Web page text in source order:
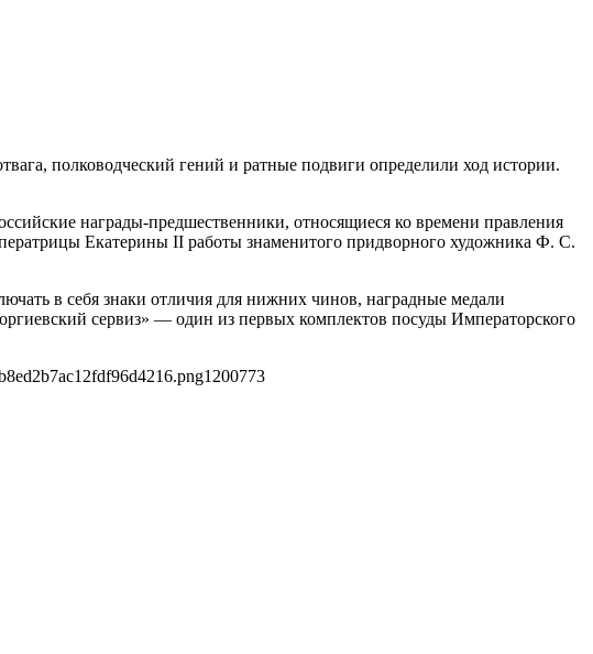
полководческий гений и ратные подвиги определили ход истории.
награды‐предшественники, относящиеся ко времени правления
Екатерины II работы знаменитого придворного художника Ф. С.
в себя знаки отличия для нижних чинов, наградные медали
сервиз» — один из первых комплектов посуды Императорского
1200773